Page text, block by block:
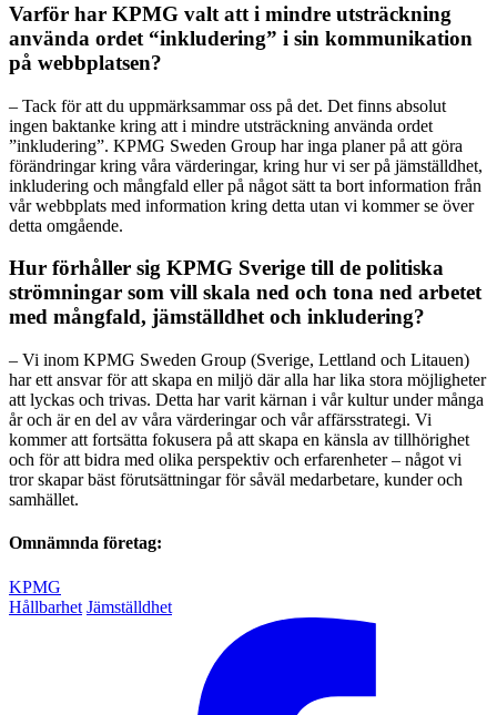
Varför har KPMG valt att i mindre utsträckning
använda ordet “inkludering” i sin kommunikation
på webbplatsen?
– Tack för att du uppmärksammar oss på det. Det finns absolut
ingen baktanke kring att i mindre utsträckning använda ordet
”inkludering”. KPMG Sweden Group har inga planer på att göra
förändringar kring våra värderingar, kring hur vi ser på jämställdhet,
inkludering och mångfald eller på något sätt ta bort information från
vår webbplats med information kring detta utan vi kommer se över
detta omgående.
Hur förhåller sig KPMG Sverige till de politiska
strömningar som vill skala ned och tona ned arbetet
med mångfald, jämställdhet och inkludering?
– Vi inom KPMG Sweden Group (Sverige, Lettland och Litauen)
har ett ansvar för att skapa en miljö där alla har lika stora möjligheter
att lyckas och trivas. Detta har varit kärnan i vår kultur under många
år och är en del av våra värderingar och vår affärsstrategi. Vi
kommer att fortsätta fokusera på att skapa en känsla av tillhörighet
och för att bidra med olika perspektiv och erfarenheter – något vi
tror skapar bäst förutsättningar för såväl medarbetare, kunder och
samhället.
Omnämnda företag:
KPMG
Hållbarhet Jämställdhet